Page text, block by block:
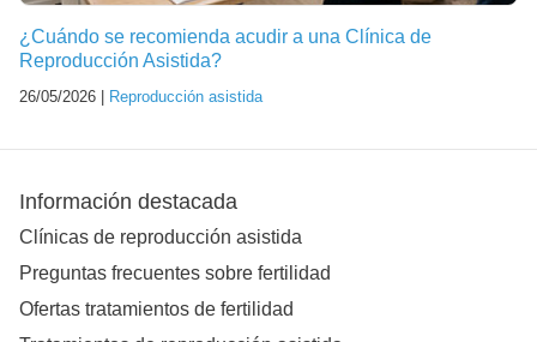
¿Cuándo se recomienda acudir a una Clínica de
Reproducción Asistida?
26/05/2026 | Reproducción asistida
Información destacada
Clínicas de reproducción asistida
Preguntas frecuentes sobre fertilidad
Ofertas tratamientos de fertilidad